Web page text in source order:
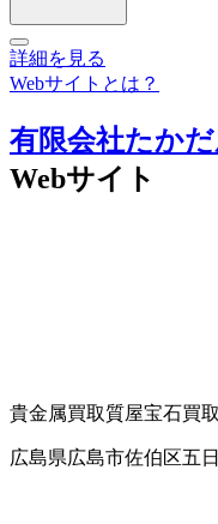
詳細を見る
Webサイトとは？
有限会社たか
Webサイト
貴金属買取質屋宝石買取
広島県広島市佐伯区五